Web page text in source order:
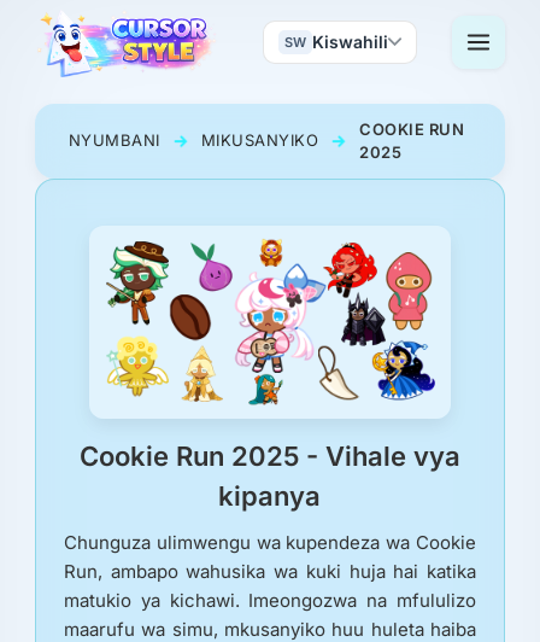
SW Kiswahili
NYUMBANI MIKUSANYIKO
COOKIE RUN
2025
Cookie Run 2025 - Vihale vya
kipanya
Chunguza ulimwengu wa kupendeza wa Cookie
Run, ambapo wahusika wa kuki huja hai katika
matukio ya kichawi. Imeongozwa na mfululizo
maarufu wa simu, mkusanyiko huu huleta haiba